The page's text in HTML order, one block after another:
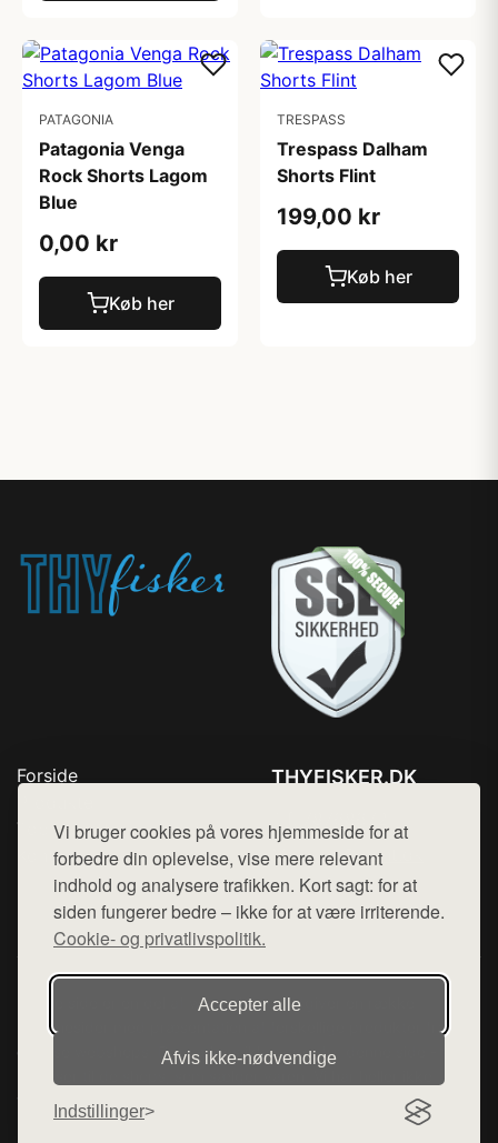
Vi bruger cookies på vores hjemmeside for at
forbedre din oplevelse, vise mere relevant
indhold og analysere trafikken. Kort sagt: for at
siden fungerer bedre – ikke for at være irriterende.
Cookie- og privatlivspolitik.
Accepter alle
Afvis ikke‑nødvendige
Indstillinger
PATAGONIA
Patagonia Venga
Rock Shorts Lagom
Blue
0,00 kr
Køb her
TRESPASS
Trespass Dalham
Shorts Flint
199,00 kr
Køb her
Forside
Top Rabatter
Kontakt
THYFISKER.DK
Mail: hej@want.dk
Cookie- og privatlivspolitik
Denne side er en del af want.dk, der udgiver en række
hjemmesider med præsentation af forskellige produkter fra
diverse webshops. Der sælges ikke varer fra denne side - vi
henviser til de shops, som sælger varen. Vi har heller ikke
varerne på lager.